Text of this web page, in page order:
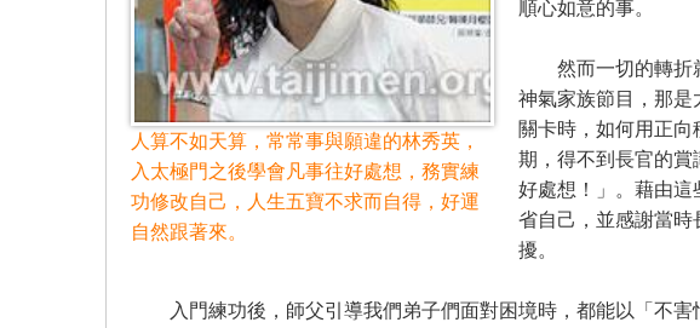
人算不如天算，常常事與願違的林秀英，
入太極門之後學會凡事往好處想，務實練
功修改自己，人生五寶不求而自得，好運
自然跟著來。
順心如意的事。
然而一切的轉折就
神氣家族節目，那是
關卡時，如何用正
期，得不到長官的賞
好處想！」。藉由這
省自己，並感謝當時
擾。
入門練功後，師父引導我們弟子們面對困境時，都能以「不害